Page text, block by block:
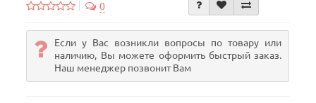
0
Если у Вас возникли вопросы по товару или
наличию, Вы можете оформить быстрый заказ.
Наш менеджер позвонит Вам